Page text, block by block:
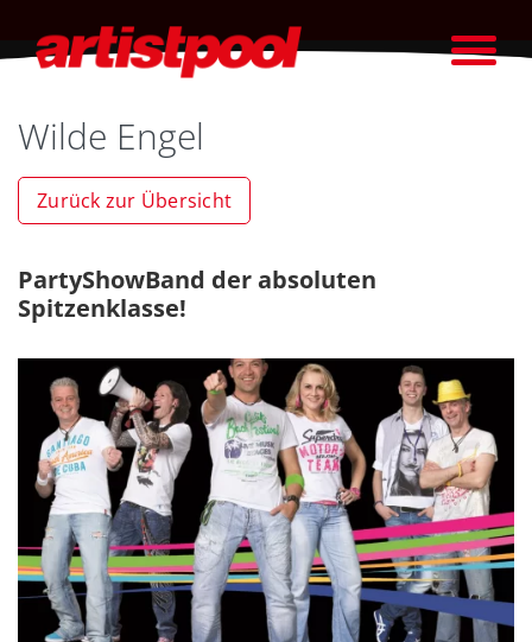
Wilde Engel
Zurück zur Übersicht
PartyShowBand der absoluten
Spitzenklasse!